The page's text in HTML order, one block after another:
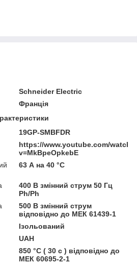
Schneider Electric
Франція
19GP-SMBFDR
https://www.youtube.com/watch?
v=MkBpeOpkebE
63 А на 40 °C
400 В змінний струм 50 Гц
Ph/Ph
500 В змінний струм
відповідно до МЕК 61439-1
Ізольований
UAH
850 °C ( 30 с ) відповідно до
МЕК 60695-2-1